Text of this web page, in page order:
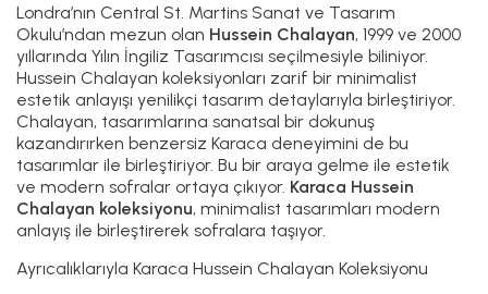
Londra’nın Central St. Martins Sanat ve Tasarım
Okulu’ndan mezun olan Hussein Chalayan, 1999 ve 2000
yıllarında Yılın İngiliz Tasarımcısı seçilmesiyle biliniyor.
Hussein Chalayan koleksiyonları zarif bir minimalist
estetik anlayışı yenilikçi tasarım detaylarıyla birleştiriyor.
Chalayan, tasarımlarına sanatsal bir dokunuş
kazandırırken benzersiz Karaca deneyimini de bu
tasarımlar ile birleştiriyor. Bu bir araya gelme ile estetik
ve modern sofralar ortaya çıkıyor. Karaca Hussein
Chalayan koleksiyonu, minimalist tasarımları modern
anlayış ile birleştirerek sofralara taşıyor.
Ayrıcalıklarıyla Karaca Hussein Chalayan Koleksiyonu